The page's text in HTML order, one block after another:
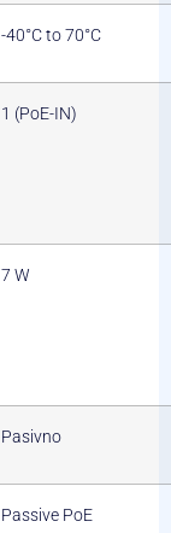
-40°C to 70°C
1 (PoE-IN)
7 W
Pasivno
Passive PoE